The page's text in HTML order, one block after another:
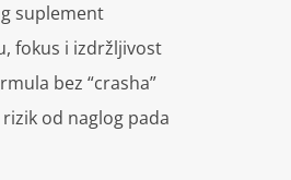
suplement
fokus i izdržljivost
bez “crasha”
od naglog pada